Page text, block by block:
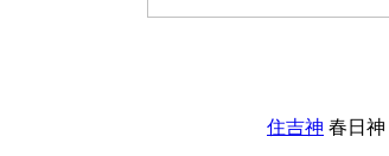
住吉神 春日神